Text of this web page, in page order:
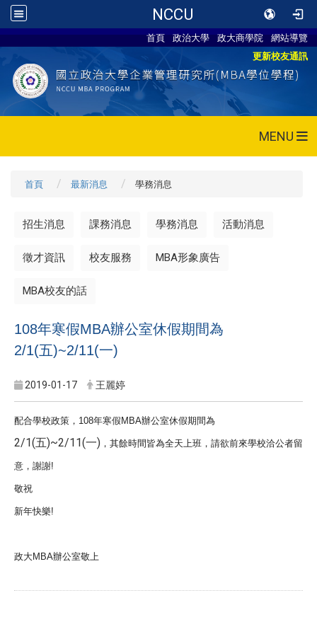
NCCU
首頁 政治大學 政大商學院
網站導覽
更新校友通訊
MENU
首頁 最新消息 學務消息
招生消息 課務消息 學務消息 活動消息
徵才資訊 校友服務 MBA形象廣告
MBA校友的話
108年寒假MBA辦公室休假期間為
2/1(五)~2/11(一)
2019-01-17 王麗婷
配合學校政策， 108年寒假 MBA辦公室休假期間為
2/1(五)~2/11(一) ，其餘時間皆為全天上班，請欲前來學校洽公者留
意，謝謝!
敬祝
新年快樂!
政大MBA辦公室敬上